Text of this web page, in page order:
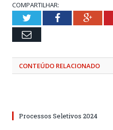
COMPARTILHAR:
TwitterFacebook
Email
CONTEÚDO RELACIONADO
Processos Seletivos 2024